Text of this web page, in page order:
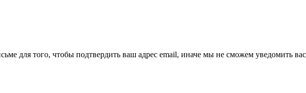
для того, чтобы подтвердить ваш адрес email, иначе мы не сможем уведомить